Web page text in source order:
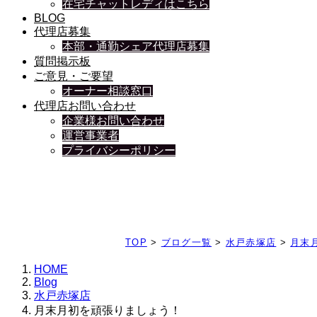
在宅チャットレディはこちら
BLOG
代理店募集
本部・通勤シェア代理店募集
質問掲示板
ご意見・ご要望
オーナー相談窓口
代理店お問い合わせ
企業様お問い合わせ
運営事業者
プライバシーポリシー
TOP > ブログ一覧 > 水戸赤塚店 > 月末
HOME
Blog
水戸赤塚店
月末月初を頑張りましょう！